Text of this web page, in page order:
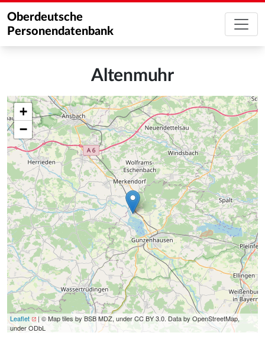
Oberdeutsche
Personendatenbank
Altenmuhr
+
−
Leaflet
| © Map tiles by BSB MDZ, under CC BY 3.0. Data by OpenStreetMap,
under ODbL